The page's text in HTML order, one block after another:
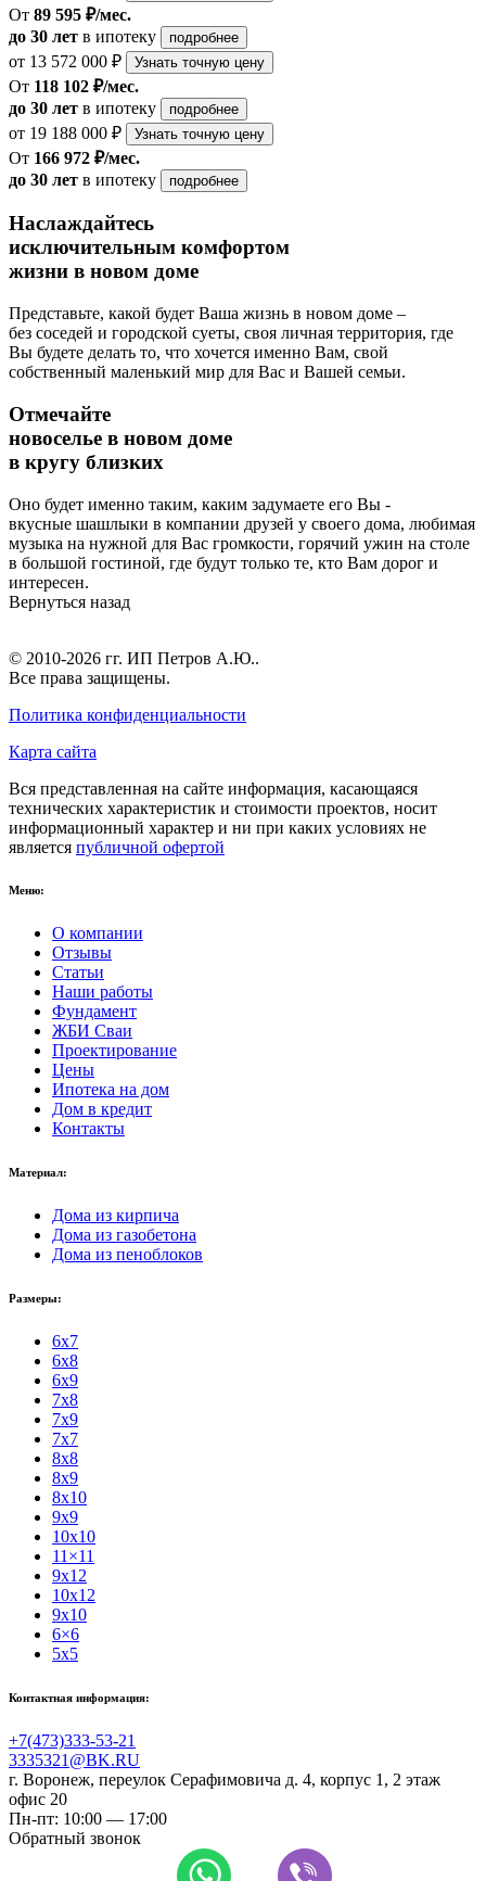
От 89 595 ₽/мес.
до 30 лет в ипотеку подробнее
от 13 572 000 ₽ Узнать точную цену
От 118 102 ₽/мес.
до 30 лет в ипотеку подробнее
от 19 188 000 ₽ Узнать точную цену
От 166 972 ₽/мес.
до 30 лет в ипотеку подробнее
Наслаждайтесь
исключительным комфортом
жизни в новом доме
Представьте, какой будет Ваша жизнь в новом доме –
без соседей и городской суеты, своя личная территория, где
Вы будете делать то, что хочется именно Вам, свой
собственный маленький мир для Вас и Вашей семьи.
Отмечайте
новоселье в новом доме
в кругу близких
Оно будет именно таким, каким задумаете его Вы -
вкусные шашлыки в компании друзей у своего дома, любимая
музыка на нужной для Вас громкости, горячий ужин на столе
в большой гостиной, где будут только те, кто Вам дорог и
интересен.
Вернуться назад
© 2010-2026 гг. ИП Петров А.Ю..
Все права защищены.
Политика конфиденциальности
Карта сайта
Вся представленная на сайте информация, касающаяся
технических характеристик и стоимости проектов, носит
информационный характер и ни при каких условиях не
является публичной офертой
Меню:
О компании
Отзывы
Статьи
Наши работы
Фундамент
ЖБИ Сваи
Проектирование
Цены
Ипотека на дом
Дом в кредит
Контакты
Материал:
Дома из кирпича
Дома из газобетона
Дома из пеноблоков
Размеры:
6x7
6x8
6x9
7x8
7x9
7x7
8x8
8x9
8x10
9x9
10x10
11×11
9x12
10x12
9x10
6×6
5x5
Контактная информация:
+7(473)333-53-21
3335321@BK.RU
г. Воронеж, переулок Серафимовича д. 4, корпус 1, 2 этаж
офис 20
Пн-пт: 10:00 — 17:00
Обратный звонок